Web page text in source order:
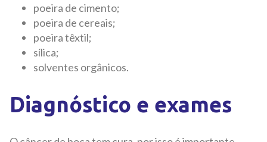
poeira de cimento;
poeira de cereais;
poeira têxtil;
sílica;
solventes orgânicos.
Diagnóstico e exames